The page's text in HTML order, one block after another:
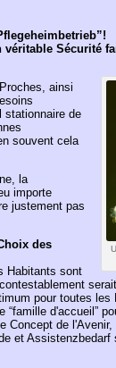
Sécurité
ainsi
stationnaire de
souvent cela
la
importe
justement pas
des
Habitants sont
pour toutes
d'accueil”
Concept de
et